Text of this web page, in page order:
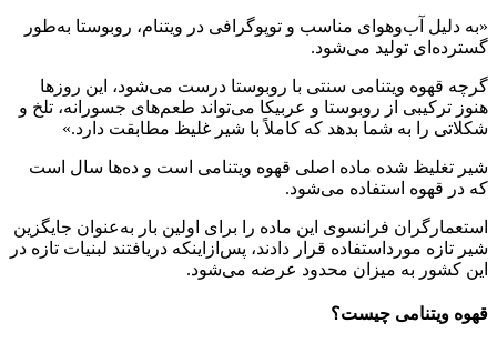
«به دلیل آب‌وهوای مناسب و توپوگرافی در ویتنام، روبوستا به‌طور
گسترده‌ای تولید می‌شود.
گرچه قهوه ویتنامی سنتی با روبوستا درست می‌شود، این روزها
هنوز ترکیبی از روبوستا و عربیکا می‌تواند طعم‌های جسورانه، تلخ و
شکلاتی را به شما بدهد که کاملاً با شیر غلیظ مطابقت دارد.»
شیر تغلیظ شده ماده اصلی قهوه ویتنامی است و ده‌ها سال است
که در قهوه استفاده می‌شود.
استعمارگران فرانسوی این ماده را برای اولین بار به‌عنوان جایگزین
شیر تازه مورداستفاده قرار دادند، پس‌ازاینکه دریافتند لبنیات تازه در
این کشور به میزان محدود عرضه می‌شود.
قهوه ویتنامی چیست؟